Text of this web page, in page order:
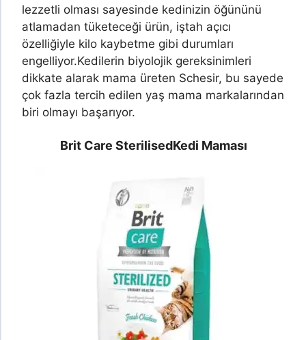
lezzetli olması sayesinde kedinizin öğününü
atlamadan tüketeceği ürün, iştah açıcı
özelliğiyle kilo kaybetme gibi durumları
engelliyor.Kedilerin biyolojik gereksinimleri
dikkate alarak mama üreten Schesir, bu sayede
çok fazla tercih edilen yaş mama markalarından
biri olmayı başarıyor.
Brit Care SterilisedKedi Maması